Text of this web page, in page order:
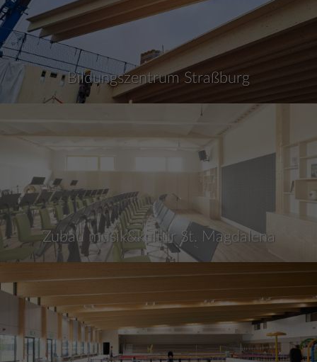
Bildungszentrum Straßburg
Zubau musik&kultur St. Magdalena